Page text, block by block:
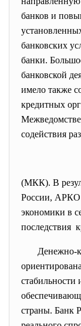
банков и
банковских
банки.
банковской
имело также
кредитных
содействия
(МКК). В
России, АРКО
экономики в
последствия
Денежно-
страны. Банк